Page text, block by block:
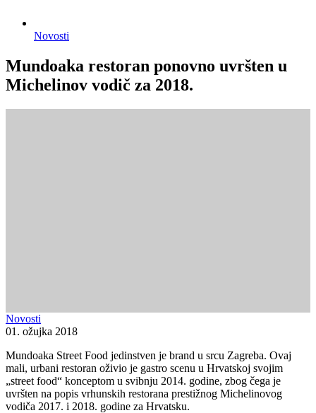
Novosti
Mundoaka restoran ponovno uvršten u
Michelinov vodič za 2018.
Novosti
01. ožujka 2018
Mundoaka Street Food jedinstven je brand u srcu Zagreba. Ovaj
mali, urbani restoran oživio je gastro scenu u Hrvatskoj svojim
„street food“ konceptom u svibnju 2014. godine, zbog čega je
uvršten na popis vrhunskih restorana prestižnog Michelinovog
vodiča 2017. i 2018. godine za Hrvatsku.